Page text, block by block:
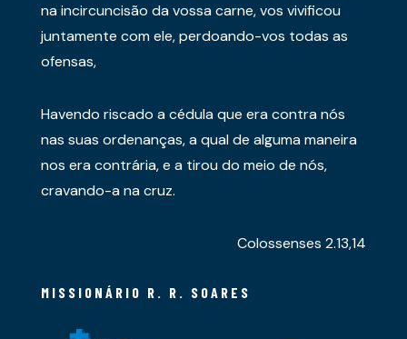
na incircuncisão da vossa carne, vos vivificou
juntamente com ele, perdoando-vos todas as
ofensas,
Havendo riscado a cédula que era contra nós
nas suas ordenanças, a qual de alguma maneira
nos era contrária, e a tirou do meio de nós,
cravando-a na cruz.
Colossenses 2.13,14
MISSIONÁRIO R. R. SOARES